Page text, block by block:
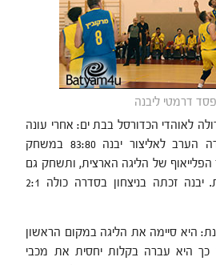
דרמטי ליבנה
לאוהדי הכדורסל בבת ים: אחרי עונה
נפלאה, מכבי בת ים הפסידה הערב לאליצור יבנה 83:80 במשחק
הפלייאוף של הליגה הארצית, ותשחק גם
בעונה הבאה בליגה הארצית. יבנה זכתה בניצחון בסדרה כולה 2:1
היא סיימה את הליגה במקום הראשון
כך היא עברה בקלות יחסית את מכבי